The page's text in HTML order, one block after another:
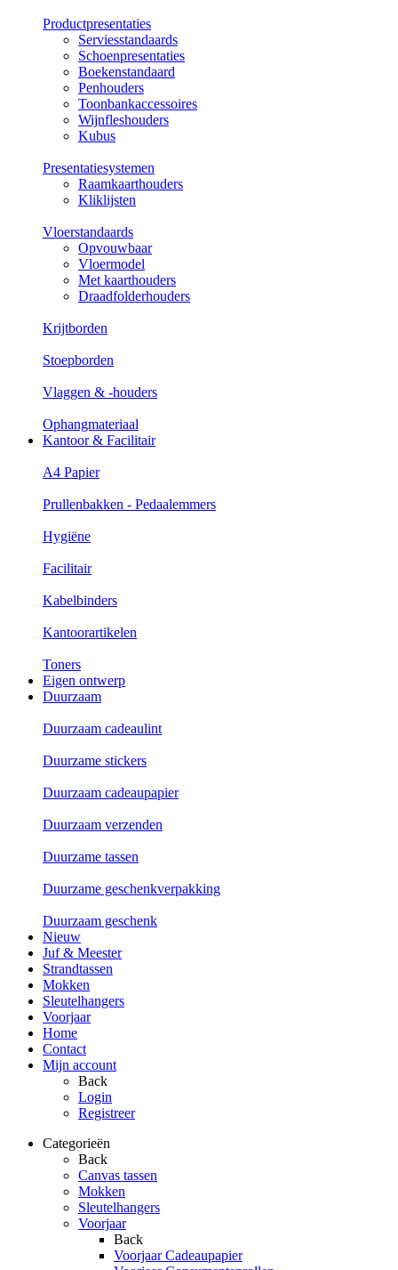
Productpresentaties
Serviesstandaards
Schoenpresentaties
Boekenstandaard
Penhouders
Toonbankaccessoires
Wijnfleshouders
Kubus
Presentatiesystemen
Raamkaarthouders
Kliklijsten
Vloerstandaards
Opvouwbaar
Vloermodel
Met kaarthouders
Draadfolderhouders
Krijtborden
Stoepborden
Vlaggen & -houders
Ophangmateriaal
Kantoor & Facilitair
A4 Papier
Prullenbakken - Pedaalemmers
Hygiëne
Facilitair
Kabelbinders
Kantoorartikelen
Toners
Eigen ontwerp
Duurzaam
Duurzaam cadeaulint
Duurzame stickers
Duurzaam cadeaupapier
Duurzaam verzenden
Duurzame tassen
Duurzame geschenkverpakking
Duurzaam geschenk
Nieuw
Juf & Meester
Strandtassen
Mokken
Sleutelhangers
Voorjaar
Home
Contact
Mijn account
Back
Login
Registreer
Categorieën
Back
Canvas tassen
Mokken
Sleutelhangers
Voorjaar
Back
Voorjaar Cadeaupapier